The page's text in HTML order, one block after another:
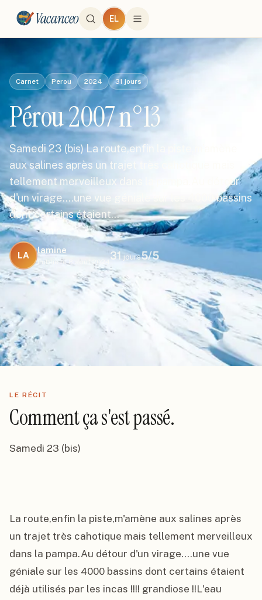
Vacanceo EL
Carnet Perou 2024 31 jours
Pérou 2007 n°13
Samedi 23 (bis) La route,enfin la piste,m'amène
aux salines après un trajet très cahotique mais
tellement merveilleux dans la pampa.Au détour
d'un virage....une vue géniale sur les 4000 bassins
dont certains étaient…
LA
lamine
Publié le 8 août 2024
31 jours5/5
LE RÉCIT
Comment ça s'est passé.
Samedi 23 (bis)
La route,enfin la piste,m'amène aux salines après
un trajet très cahotique mais tellement merveilleux
dans la pampa.Au détour d'un virage....une vue
géniale sur les 4000 bassins dont certains étaient
déjà utilisés par les incas !!!! grandiose !!L'eau